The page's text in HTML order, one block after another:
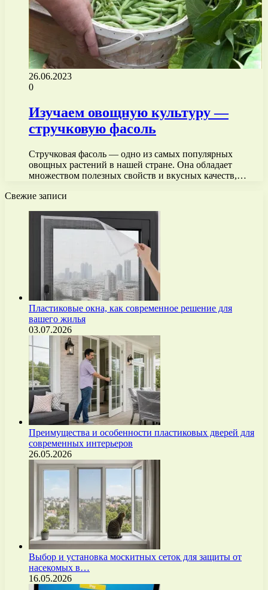
26.06.2023
0
Изучаем овощную культуру —
стручковую фасоль
Стручковая фасоль — одно из самых популярных
овощных растений в нашей стране. Она обладает
множеством полезных свойств и вкусных качеств,…
Свежие записи
Пластиковые окна, как современное решение для
вашего жилья
03.07.2026
Преимущества и особенности пластиковых дверей для
современных интерьеров
26.05.2026
Выбор и установка москитных сеток для защиты от
насекомых в…
16.05.2026